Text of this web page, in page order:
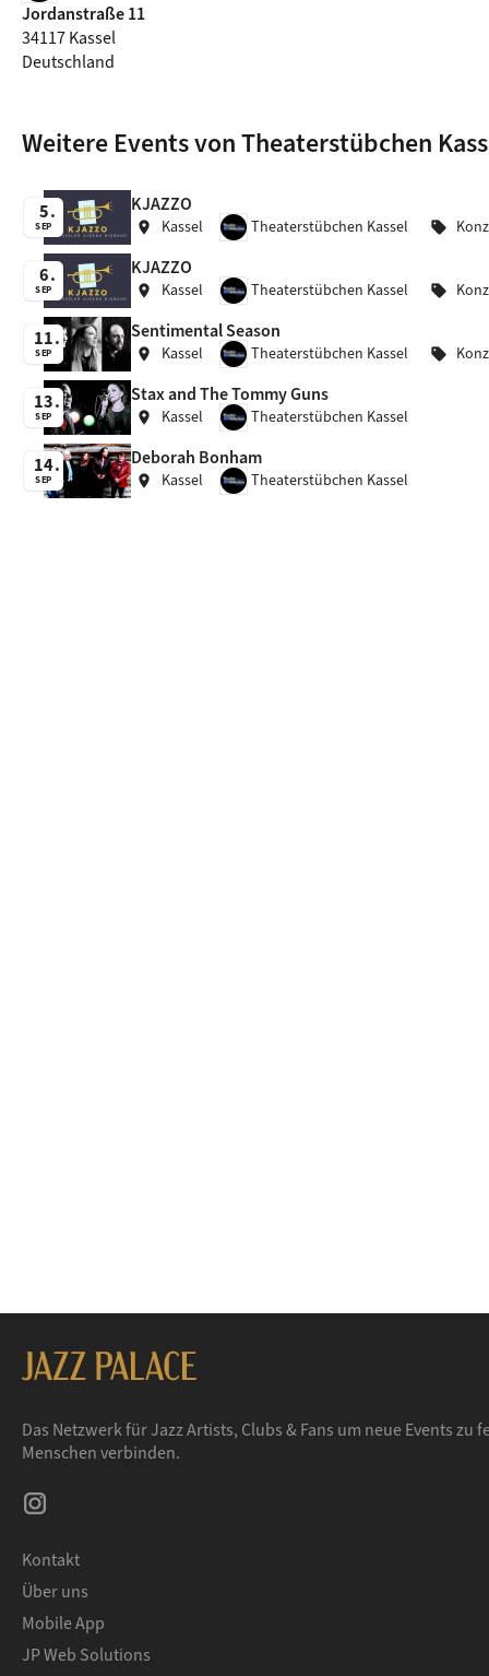
Jordanstraße 11
34117 Kassel
Deutschland
Weitere Events von Theaterstübchen
5
SEP
KJAZZO
location_on Kassel Theaterstübchen Kassel sell
6
SEP
KJAZZO
location_on Kassel Theaterstübchen Kassel sell
11
SEP
Sentimental Season
location_on Kassel Theaterstübchen Kassel sell
13
SEP
Stax and The Tommy Guns
location_on Kassel Theaterstübchen Kassel
14
SEP
Deborah Bonham
location_on Kassel Theaterstübchen Kassel
Das Netzwerk für Jazz Artists, Clubs & Fans um neue Events zu
Menschen verbinden.
Kontakt
Über uns
Mobile App
JP Web Solutions